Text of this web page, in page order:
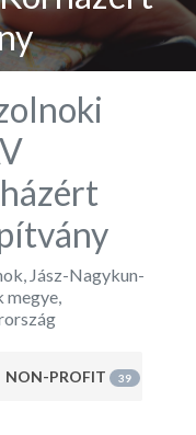
, Jász-Nagykun-
megye,
NON-PROFIT 39